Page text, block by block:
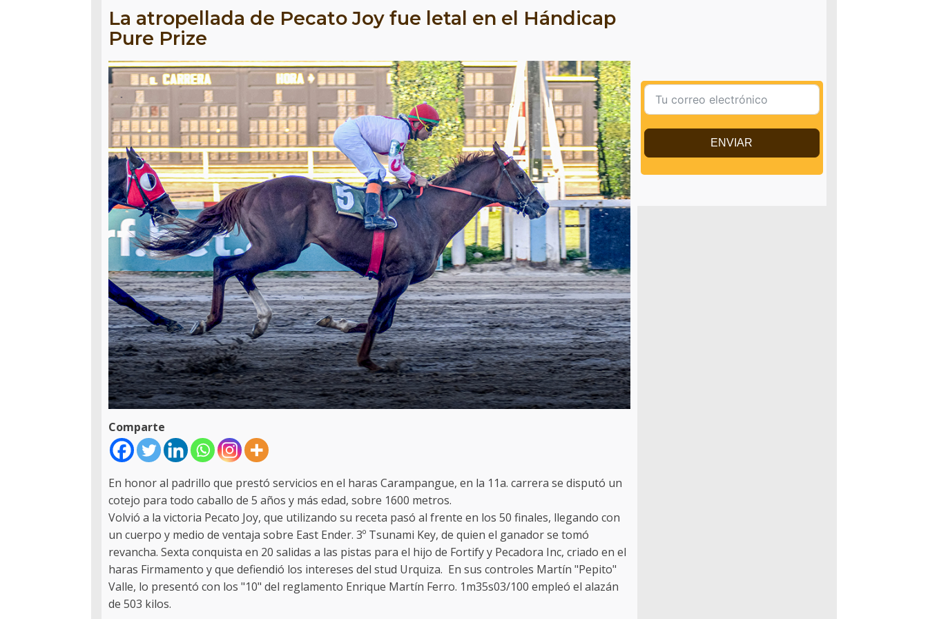
La atropellada de Pecato Joy fue letal en el Hándicap
Pure Prize
Comparte
En honor al padrillo que prestó servicios en el haras Carampangue, en la 11a. carrera se disputó un
cotejo para todo caballo de 5 años y más edad, sobre 1600 metros.
Volvió a la victoria Pecato Joy, que utilizando su receta pasó al frente en los 50 finales, llegando con
un cuerpo y medio de ventaja sobre East Ender. 3º Tsunami Key, de quien el ganador se tomó
revancha. Sexta conquista en 20 salidas a las pistas para el hijo de Fortify y Pecadora Inc, criado en el
haras Firmamento y que defiendió los intereses del stud Urquiza. En sus controles Martín "Pepito"
Valle, lo presentó con los "10" del reglamento Enrique Martín Ferro. 1m35s03/100 empleó el alazán
de 503 kilos.
ENVIAR